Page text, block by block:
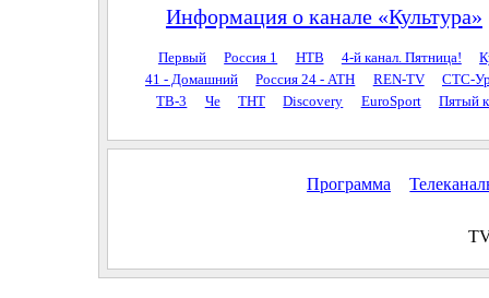
Информация о канале «Культура»
Первый Россия 1 НТВ 4-й канал. Пятница!
41 - Домашний
Россия 24 - АТН REN-TV
СТС-
ТВ-3
Че ТНТ Discovery EuroSport Пятый
Программа